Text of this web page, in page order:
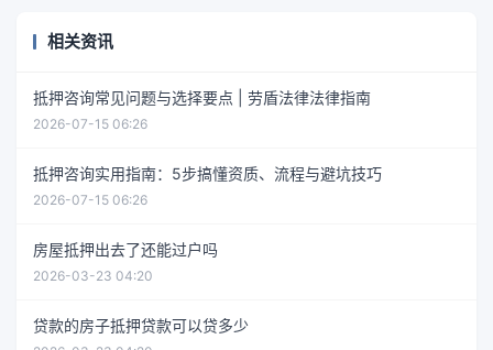
相关资讯
抵押咨询常见问题与选择要点 | 劳盾法律法律指南
2026-07-15 06:26
抵押咨询实用指南：5步搞懂资质、流程与避坑技巧
2026-07-15 06:26
房屋抵押出去了还能过户吗
2026-03-23 04:20
贷款的房子抵押贷款可以贷多少